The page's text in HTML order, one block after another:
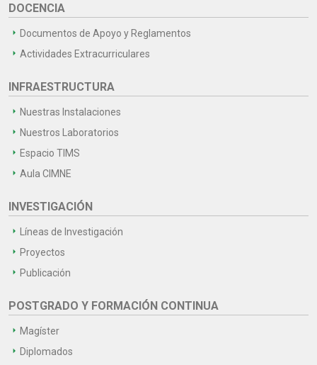
DOCENCIA
Documentos de Apoyo y Reglamentos
Actividades Extracurriculares
INFRAESTRUCTURA
Nuestras Instalaciones
Nuestros Laboratorios
Espacio TIMS
Aula CIMNE
INVESTIGACIÓN
Líneas de Investigación
Proyectos
Publicación
POSTGRADO Y FORMACIÓN CONTINUA
Magíster
Diplomados